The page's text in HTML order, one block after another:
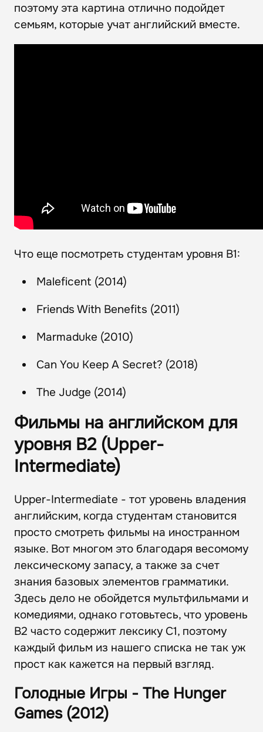
поэтому эта картина отлично подойдет
семьям, которые учат английский вместе.
Что еще посмотреть студентам уровня B1:
Maleficent (2014)
Friends With Benefits (2011)
Marmaduke (2010)
Can You Keep A Secret? (2018)
The Judge (2014)
Фильмы на английском для
уровня B2 (Upper-
Intermediate)
Upper-Intermediate - тот уровень владения
английским, когда студентам становится
просто смотреть фильмы на иностранном
языке. Вот многом это благодаря весомому
лексическому запасу, а также за счет
знания базовых элементов грамматики.
Здесь дело не обойдется мультфильмами и
комедиями, однако готовьтесь, что уровень
В2 часто содержит лексику С1, поэтому
каждый фильм из нашего списка не так уж
прост как кажется на первый взгляд.
Голодные Игры - The Hunger
Games (2012)